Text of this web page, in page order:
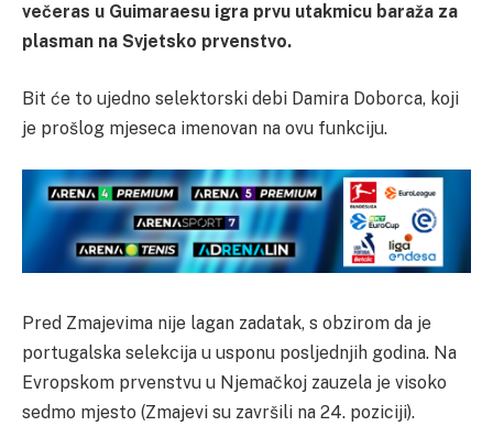
večeras u Guimaraesu igra prvu utakmicu baraža za
plasman na Svjetsko prvenstvo.
Bit će to ujedno selektorski debi Damira Doborca, koji
je prošlog mjeseca imenovan na ovu funkciju.
Pred Zmajevima nije lagan zadatak, s obzirom da je
portugalska selekcija u usponu posljednjih godina. Na
Evropskom prvenstvu u Njemačkoj zauzela je visoko
sedmo mjesto (Zmajevi su završili na 24. poziciji).